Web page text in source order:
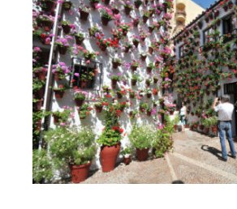
Área privada
imagen
más
grande